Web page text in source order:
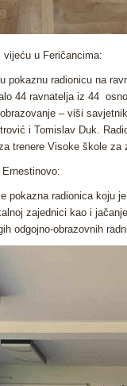
vijeću u Feričancima:
pokaznu radionicu na
44 ravnatelja iz 44
– viši
i Tomislav Duk.
trenere Visoke škole za
pokazna radionica koju
zajednici kao i
odgojno-obrazovnih